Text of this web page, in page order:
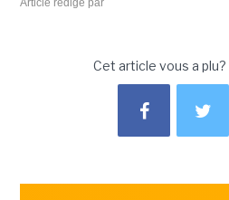
Article rédigé par
Cet article vous a plu?